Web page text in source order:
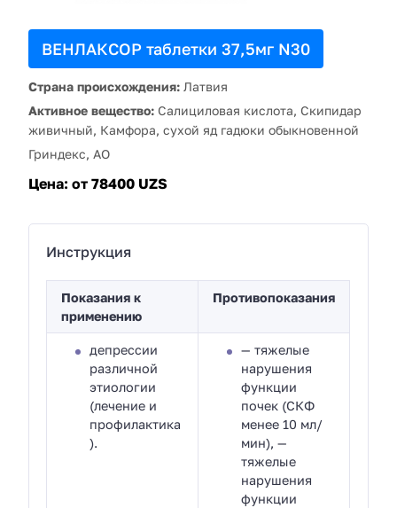
ВЕНЛАКСОР таблетки 37,5мг N30
Страна происхождения: Латвия
Активное вещество: Салициловая кислота, Скипидар
живичный, Камфора, сухой яд гадюки обыкновенной
Гриндекс, АО
Цена: от 78400 UZS
Инструкция
Показания к
применению
Противопоказания
депрессии
различной
этиологии
(лечение и
профилактика
).
— тяжелые
нарушения
функции
почек (СКФ
менее 10 мл/
мин), —
тяжелые
нарушения
функции